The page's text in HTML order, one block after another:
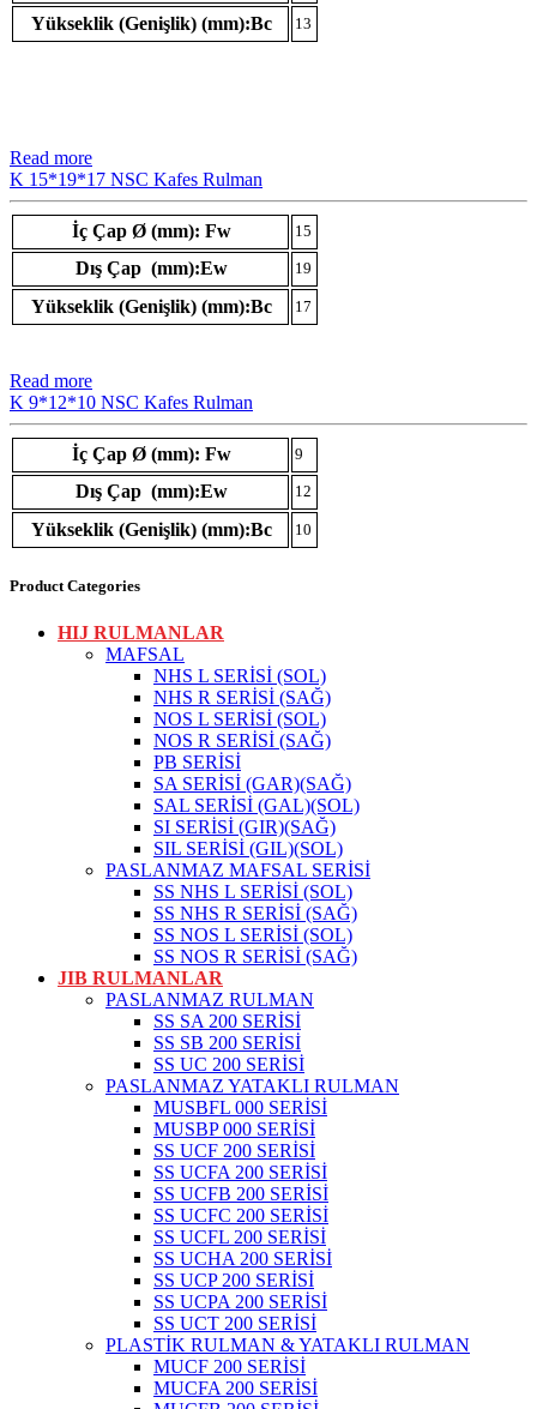
Yükseklik (Genişlik) (mm):Bc 13
Read more
K 15*19*17 NSC Kafes Rulman
İç Çap Ø (mm): Fw 15
Dış Çap (mm):Ew 19
Yükseklik (Genişlik) (mm):Bc 17
Read more
K 9*12*10 NSC Kafes Rulman
İç Çap Ø (mm): Fw 9
Dış Çap (mm):Ew 12
Yükseklik (Genişlik) (mm):Bc 10
Product Categories
HIJ RULMANLAR
MAFSAL
NHS L SERİSİ (SOL)
NHS R SERİSİ (SAĞ)
NOS L SERİSİ (SOL)
NOS R SERİSİ (SAĞ)
PB SERİSİ
SA SERİSİ (GAR)(SAĞ)
SAL SERİSİ (GAL)(SOL)
SI SERİSİ (GIR)(SAĞ)
SIL SERİSİ (GIL)(SOL)
PASLANMAZ MAFSAL SERİSİ
SS NHS L SERİSİ (SOL)
SS NHS R SERİSİ (SAĞ)
SS NOS L SERİSİ (SOL)
SS NOS R SERİSİ (SAĞ)
JIB RULMANLAR
PASLANMAZ RULMAN
SS SA 200 SERİSİ
SS SB 200 SERİSİ
SS UC 200 SERİSİ
PASLANMAZ YATAKLI RULMAN
MUSBFL 000 SERİSİ
MUSBP 000 SERİSİ
SS UCF 200 SERİSİ
SS UCFA 200 SERİSİ
SS UCFB 200 SERİSİ
SS UCFC 200 SERİSİ
SS UCFL 200 SERİSİ
SS UCHA 200 SERİSİ
SS UCP 200 SERİSİ
SS UCPA 200 SERİSİ
SS UCT 200 SERİSİ
PLASTİK RULMAN & YATAKLI RULMAN
MUCF 200 SERİSİ
MUCFA 200 SERİSİ